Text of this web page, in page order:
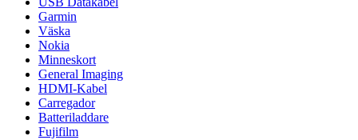
Garmin
Väska
Nokia
Minneskort
General Imaging
HDMI-Kabel
Carregador
Batteriladdare
Fujifilm